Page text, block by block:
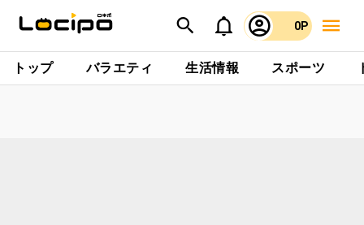
0P
トップ バラエティ 生活情報 スポーツ